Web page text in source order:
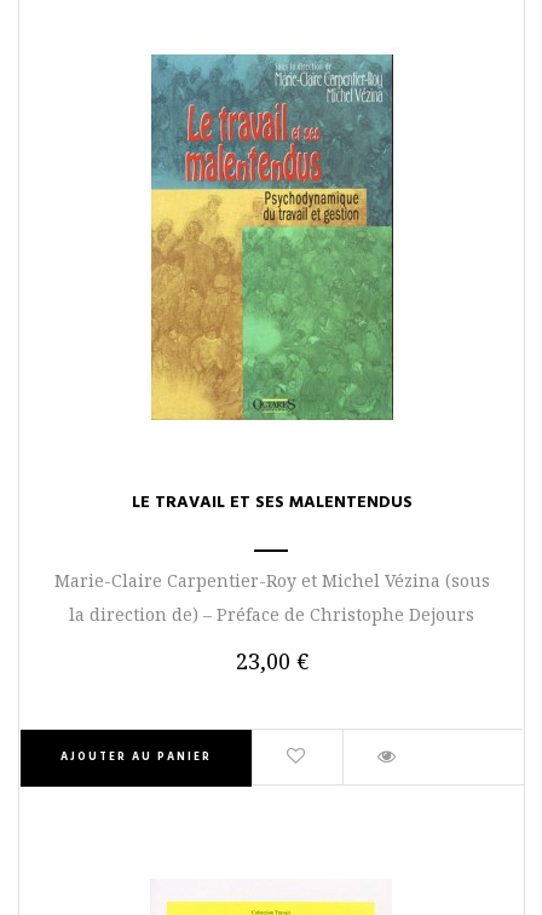
AJOUTER AU PANIER
LE TRAVAIL ET SES MALENTENDUS
Marie-Claire Carpentier-Roy et Michel Vézina (sous
la direction de) – Préface de Christophe Dejours
23,00 €